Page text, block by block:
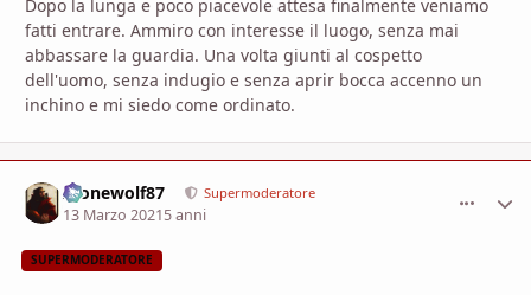
Dopo la lunga e poco piacevole attesa finalmente veniamo
fatti entrare. Ammiro con interesse il luogo, senza mai
abbassare la guardia. Una volta giunti al cospetto
dell'uomo, senza indugio e senza aprir bocca accenno un
inchino e mi siedo come ordinato.
Alonewolf87 Supermoderatore
13 Marzo 20215 anni
SUPERMODERATORE